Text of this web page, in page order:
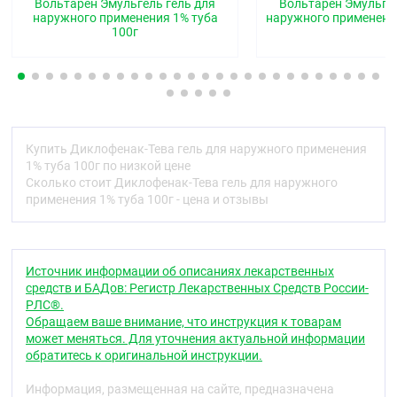
свойствами. Неизбирательно угнетая
циклооксигеназу 1 и 2 типов, нарушает
простагландинов в очаге воспаления. Диклофенак
гель для наружного применения используется для
устранения болевого синдрома и воспаления в
уменьшению боли и отечности, связанной с
воспалительным процессом, увеличивая
подвижность суставов.
Фармакокинетика
Всасывание.Количество диклофенака,
всасывающегося через кожу, пропорционально
площади обрабатываемой поверхности и зависит
как от суммарной дозы наносимого препарата, так
и от степени гидратации кожи. При
рекомендуемом способе нанесения препарата
абсорбируется не более 6 % диклофенака.
Вольтарен Эмульгель гель для
наружного применения 1% туба
100г
Вольтарен
наружного
Купить Диклофенак-Тева гель для наружного применения
1% туба 100г по низкой цене
Сколько стоит Диклофенак-Тева гель для наружного
применения 1% туба 100г - цена и отзывы
Источник информации об описаниях лекарственных
средств и БАДов: Регистр Лекарственных Средств России-
РЛС®.
Обращаем ваше внимание, что инструкция к товарам
может меняться. Для уточнения актуальной информации
обратитесь к оригинальной инструкции.
Информация, размещенная на сайте, предназначена